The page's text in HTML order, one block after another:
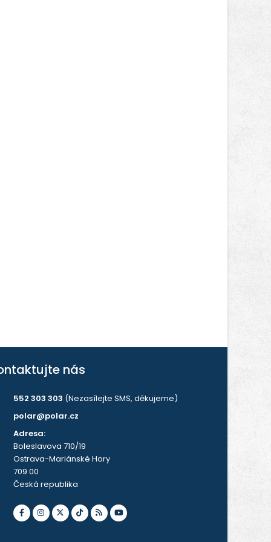
nás
552 303 303 (Nezasílejte SMS, děkujeme)
polar@polar.cz
Adresa:
Boleslavova 710/19
Ostrava-Mariánské Hory
709 00
Česká republika